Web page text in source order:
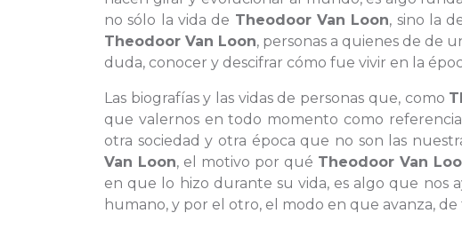
no sólo la vida de Theodoor Van Loon, sino la
Theodoor Van Loon, personas a quienes de de
duda, conocer y descifrar cómo fue vivir en la
Las biografías y las vidas de personas que, como
que valernos en todo momento como
otra sociedad y otra época que no son las
Van Loon, el motivo por qué Theodoor Van
en que lo hizo durante su vida, es algo que nos
humano, y por el otro, el modo en que avanza,